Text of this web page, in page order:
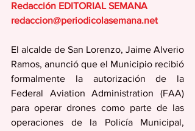
Redacción EDITORIAL SEMANA
redaccion@periodicolasemana.net
El alcalde de San Lorenzo, Jaime Alverio
Ramos, anunció que el Municipio recibió
formalmente la autorización de la
Federal Aviation Administration (FAA)
para operar drones como parte de las
operaciones de la Policía Municipal,